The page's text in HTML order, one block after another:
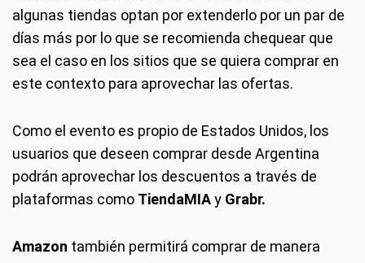
algunas tiendas optan por extenderlo por un par de
días más por lo que se recomienda chequear que
sea el caso en los sitios que se quiera comprar en
este contexto para aprovechar las ofertas.
Como el evento es propio de Estados Unidos, los
usuarios que deseen comprar desde Argentina
podrán aprovechar los descuentos a través de
plataformas como TiendaMIAy Grabr.
Amazon también permitirá comprar de manera